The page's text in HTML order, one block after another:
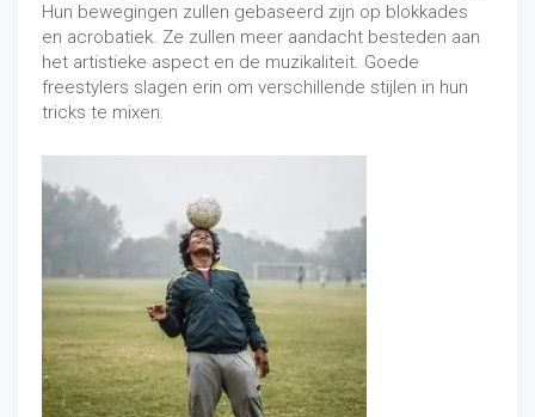
Hun bewegingen zullen gebaseerd zijn op blokkades
en acrobatiek. Ze zullen meer aandacht besteden aan
het artistieke aspect en de muzikaliteit. Goede
freestylers slagen erin om verschillende stijlen in hun
tricks te mixen.